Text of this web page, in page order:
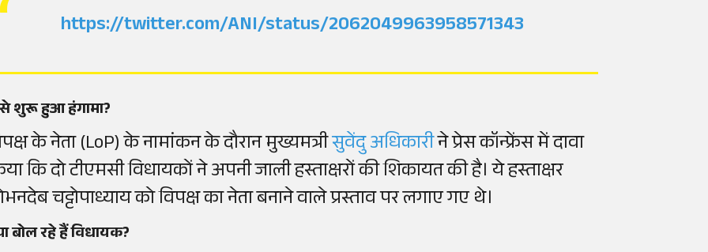
https://twitter.com/ANI/status/2062049963958571343
शुरू हुआ हंगामा?
के नेता (LoP) के नामांकन के दौरान मुख्यमत्रीसुवेंदु अधिकारीने प्रेस कॉन्फ्रेंस में दावा
कि दो टीएमसी विधायकों ने अपनी जाली हस्ताक्षरों की शिकायत की है। ये हस्ताक्षर
चट्टोपाध्याय को विपक्ष का नेता बनाने वाले प्रस्ताव पर लगाए गए थे।
बोल रहे हैं विधायक?